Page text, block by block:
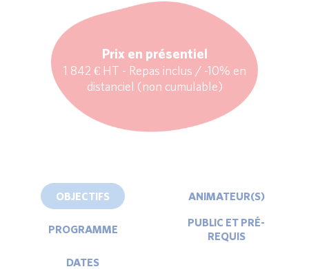
Prix en présentiel
1 842 € HT - Repas inclus / -10% en
distanciel (non cumulable)
OBJECTIFS ANIMATEUR(S)
PROGRAMME
PUBLIC ET PRÉ-
REQUIS
DATES